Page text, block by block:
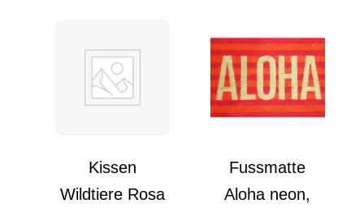
Kissen
Wildtiere Rosa
Fussmatte
Aloha neon,